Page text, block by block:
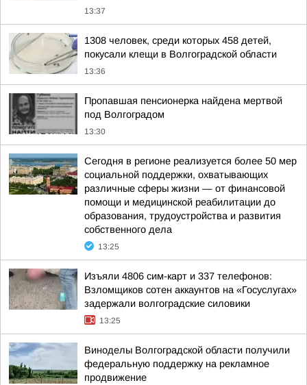
13:37
1308 человек, среди которых 458 детей,
покусали клещи в Волгоградской области
13:36
Пропавшая пенсионерка найдена мертвой
под Волгоградом
13:30
Сегодня в регионе реализуется более 50 мер
социальной поддержки, охватывающих
различные сферы жизни — от финансовой
помощи и медицинской реабилитации до
образования, трудоустройства и развития
собственного дела
13:25
Изъяли 4806 сим-карт и 337 телефонов:
Взломщиков сотен аккаунтов на «Госуслугах»
задержали волгоградские силовики
13:25
Виноделы Волгоградской области получили
федеральную поддержку на рекламное
продвижение